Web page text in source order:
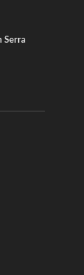
Serra